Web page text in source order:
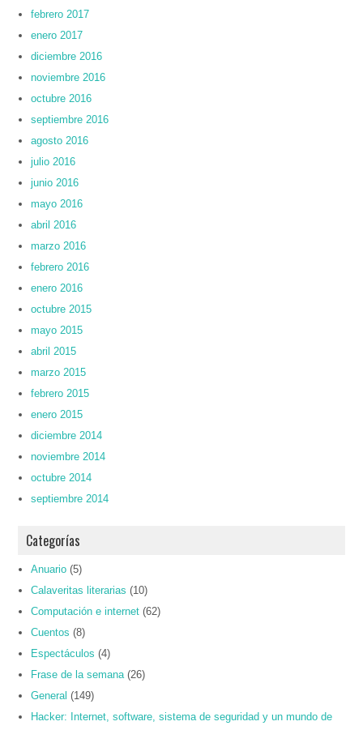
febrero 2017
enero 2017
diciembre 2016
noviembre 2016
octubre 2016
septiembre 2016
agosto 2016
julio 2016
junio 2016
mayo 2016
abril 2016
marzo 2016
febrero 2016
enero 2016
octubre 2015
mayo 2015
abril 2015
marzo 2015
febrero 2015
enero 2015
diciembre 2014
noviembre 2014
octubre 2014
septiembre 2014
Categorías
Anuario (5)
Calaveritas literarias (10)
Computación e internet (62)
Cuentos (8)
Espectáculos (4)
Frase de la semana (26)
General (149)
Hacker: Internet, software, sistema de seguridad y un mundo de